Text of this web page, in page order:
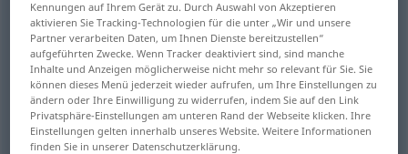
leidenschaftlich, inbrünstig, begeistert, feurig
heiß, leidenschaftlich, sinnlich
schlüpfrig, unanständig
Kennungen auf Ihrem Gerät zu. Durch Auswahl von Akzeptieren
aktivieren Sie Tracking-Technologien für die unter „Wir und unsere
Partner verarbeiten Daten, um Ihnen Dienste bereitzustellen“
aufgeführten Zwecke. Wenn Tracker deaktiviert sind, sind manche
Inhalte und Anzeigen möglicherweise nicht mehr so relevant für Sie. Sie
können dieses Menü jederzeit wieder aufrufen, um Ihre Einstellungen zu
ändern oder Ihre Einwilligung zu widerrufen, indem Sie auf den Link
Privatsphäre-Einstellungen am unteren Rand der Webseite klicken. Ihre
Einstellungen gelten innerhalb unseres Website. Weitere Informationen
finden Sie in unserer Datenschutzerklärung.